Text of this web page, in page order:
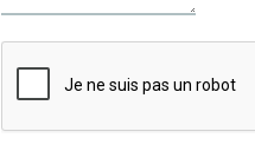
CAPTCHA